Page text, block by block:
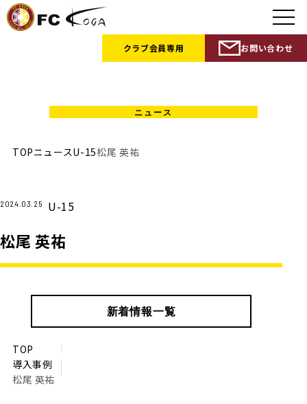
クラブ会員専用 お問い合わせ
TOPニュースU-15松尾 英祐
2024.03.25 U-15
松尾 英祐
新着情報一覧
TOP
導入事例
松尾 英祐